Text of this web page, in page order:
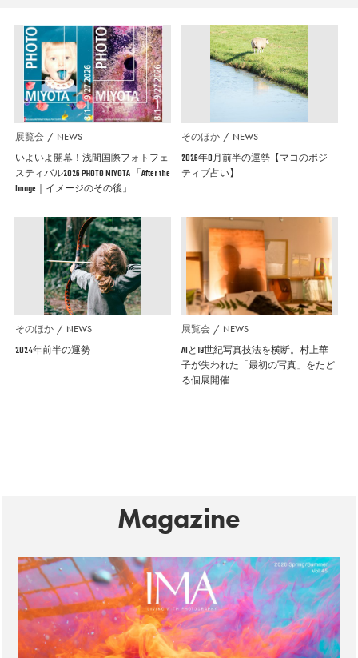
展覧会 NEWS
いよいよ開幕！浅間国際フォトフェ
スティバル2026 PHOTO MIYOTA 「After the
Image｜イメージのその後」
そのほか NEWS
2026年8月前半の運勢【マコのポジ
ティブ占い】
そのほか NEWS
2024年前半の運勢
展覧会 NEWS
AIと19世紀写真技法を横断。村上華
子が失われた「最初の写真」をたど
る個展開催
Magazine